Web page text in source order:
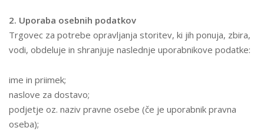
2. Uporaba osebnih podatkov
Trgovec za potrebe opravljanja storitev, ki jih ponuja, zbira,
vodi, obdeluje in shranjuje naslednje uporabnikove podatke:
ime in priimek;
naslove za dostavo;
podjetje oz. naziv pravne osebe (če je uporabnik pravna
oseba);